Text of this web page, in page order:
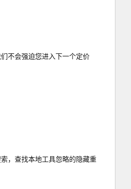
不会强迫您进入下一个定价
，查找本地工具忽略的隐藏重